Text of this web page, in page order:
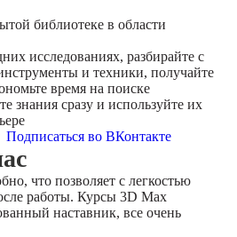
библиотекев области
исследованиях, разбирайте с
и техники, получайте
время на поиске
знания сразу и используйте их
Подписаться во ВКонтакте
что позволяет с легкостью
работы. Курсы 3D Max
наставник, все очень